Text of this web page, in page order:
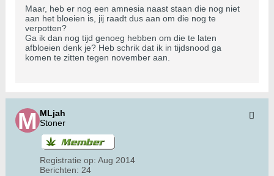
Maar, heb er nog een amnesia naast staan die nog niet
aan het bloeien is, jij raadt dus aan om die nog te
verpotten?
Ga ik dan nog tijd genoeg hebben om die te laten
afbloeien denk je? Heb schrik dat ik in tijdsnood ga
komen te zitten tegen november aan.
MLjah
Stoner
Registratie op: Aug 2014
Berichten: 24